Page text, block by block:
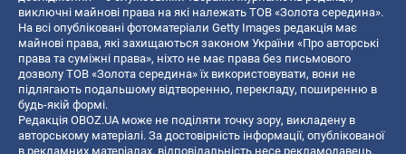
виключні майнові права на які належать ТОВ «Золота середина».
На всі опубліковані фотоматеріали Getty Images редакція має
майнові права, які захищаються законом України «Про авторські
права та суміжні права», ніхто не має права без письмового
дозволу ТОВ «Золота середина» їх використовувати, вони не
підлягають подальшому відтворенню, перекладу, поширенню в
будь-якій формі.
Редакція OBOZ.UA може не поділяти точку зору, викладену в
авторському матеріалі. За достовірність інформації, опублікованої
в рекламних матеріалах, відповідальність несе рекламодавець.